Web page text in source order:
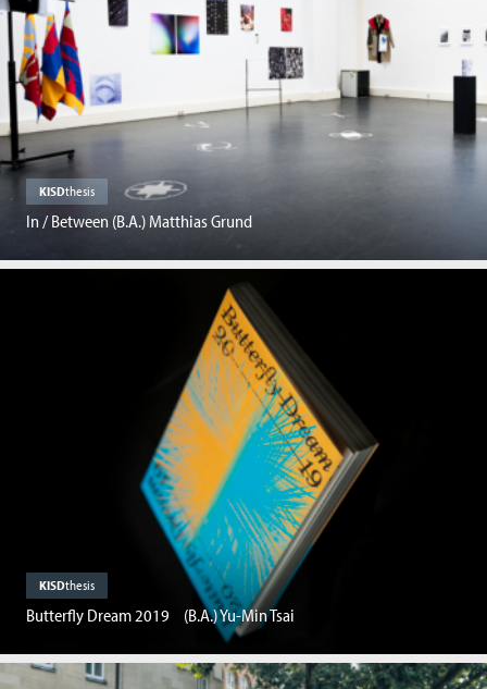
KISDthesis
In / Between (B.A.) Matthias Grund
KISDthesis
Butterfly Dream 2019 (B.A.) Yu-Min Tsai